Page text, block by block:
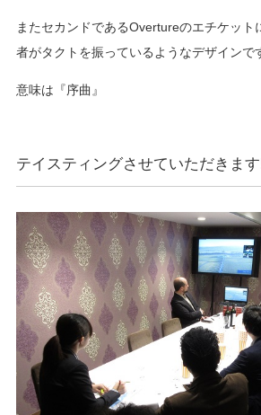
またセカンドであるOvertureのエチケット
者がタクトを振っているようなデザインで
意味は『序曲』
テイスティングさせていただきま